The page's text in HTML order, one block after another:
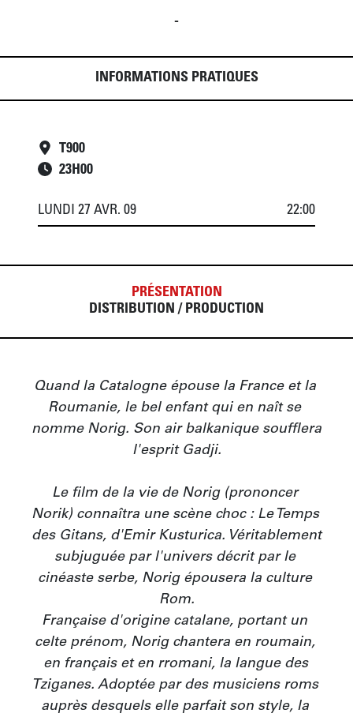
-
INFORMATIONS PRATIQUES
T900
23H00
LUNDI 27 AVR. 09 22:00
PRÉSENTATION
DISTRIBUTION / PRODUCTION
Quand la Catalogne épouse la France et la
Roumanie, le bel enfant qui en naît se
nomme Norig. Son air balkanique soufflera
l'esprit Gadji.
Le film de la vie de Norig (prononcer
Norik) connaîtra une scène choc : Le Temps
des Gitans, d'Emir Kusturica. Véritablement
subjuguée par l'univers décrit par le
cinéaste serbe, Norig épousera la culture
Rom.
Française d'origine catalane, portant un
celte prénom, Norig chantera en roumain,
en français et en rromani, la langue des
Tziganes. Adoptée par des musiciens roms
auprès desquels elle parfait son style, la